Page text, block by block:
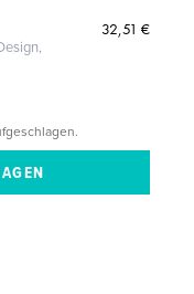
32,51 €